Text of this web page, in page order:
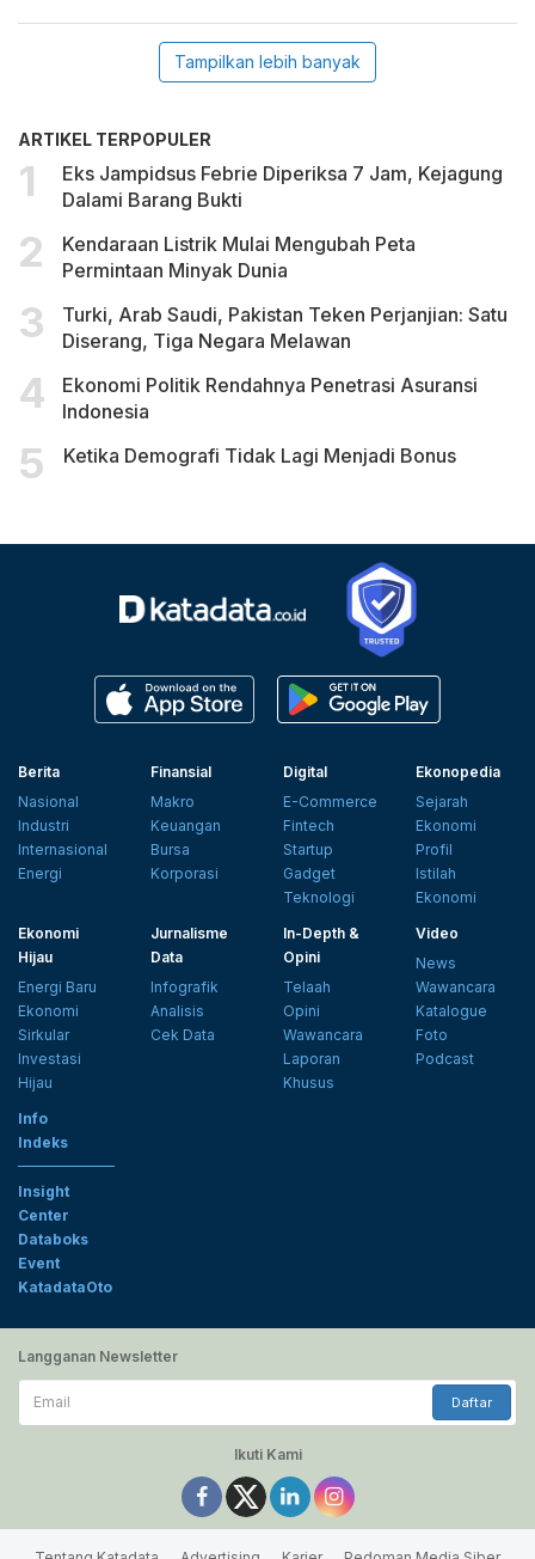
Tampilkan lebih banyak
ARTIKEL TERPOPULER
Eks Jampidsus Febrie Diperiksa 7 Jam, Kejagung
Dalami Barang Bukti
Kendaraan Listrik Mulai Mengubah Peta
Permintaan Minyak Dunia
Turki, Arab Saudi, Pakistan Teken Perjanjian: Satu
Diserang, Tiga Negara Melawan
Ekonomi Politik Rendahnya Penetrasi Asuransi
Indonesia
Ketika Demografi Tidak Lagi Menjadi Bonus
Berita
Nasional
Industri
Internasional
Energi
Finansial
Makro
Keuangan
Bursa
Korporasi
Digital
E-Commerce
Fintech
Startup
Gadget
Teknologi
Ekonopedia
Sejarah
Ekonomi
Profil
Istilah
Ekonomi
Ekonomi
Hijau
Energi Baru
Ekonomi
Sirkular
Investasi
Hijau
Jurnalisme
Data
Infografik
Analisis
Cek Data
In-Depth &
Opini
Telaah
Opini
Wawancara
Laporan
Khusus
Video
News
Wawancara
Katalogue
Foto
Podcast
Info
Indeks
Insight
Center
Databoks
Event
KatadataOto
Langganan Newsletter
Email
Daftar
Ikuti Kami